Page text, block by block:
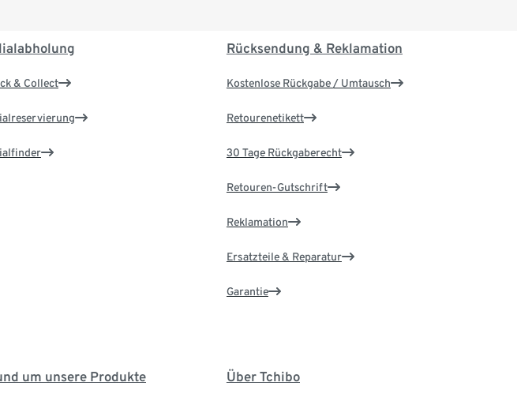
& Collect
Rücksendung & Reklamation
Kostenlose Rückgabe / Umtausch
Retourenetikett
30 Tage Rückgaberecht
Retouren-Gutschrift
Reklamation
Ersatzteile & Reparatur
Garantie
um unsere Produkte Über Tchibo